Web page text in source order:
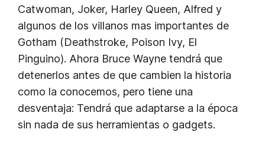
Catwoman, Joker, Harley Queen, Alfred y
algunos de los villanos mas importantes de
Gotham (Deathstroke, Poison Ivy, El
Pinguino). Ahora Bruce Wayne tendrá que
detenerlos antes de que cambien la historia
como la conocemos, pero tiene una
desventaja: Tendrá que adaptarse a la época
sin nada de sus herramientas o gadgets.